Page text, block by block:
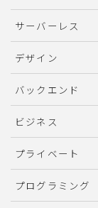
サーバーレス
デザイン
バックエンド
ビジネス
プライベート
プログラミング